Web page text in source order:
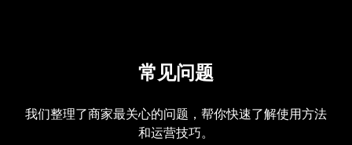
常见问题
我们整理了商家最关心的问题，帮你快速了解使用方法
和运营技巧。